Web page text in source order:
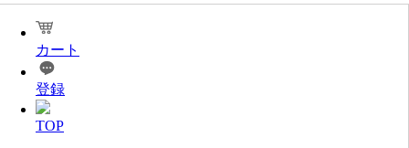
カート
登録
TOP
年中無休でお受けしております。
@2016www.ndshop.jp